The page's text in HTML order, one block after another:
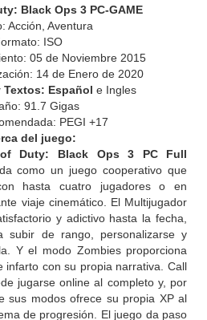
Black Ops 3 PC-GAME
Acción, Aventura
ISO
05 de Noviembre 2015
14 de Enero de 2020
Textos: Español e Ingles
91.7 Gigas
PEGI +17
del juego:
Duty: Black Ops 3 PC Full
como un juego cooperativo que
hasta cuatro jugadores o en
viaje cinemático. El Multijugador
y adictivo hasta la fecha,
subir de rango, personalizarse y
Y el modo Zombies proporciona
infarto con su propia narrativa. Call
jugarse online al completo y, por
sus modos ofrece su propia XP al
de progresión. El juego da paso